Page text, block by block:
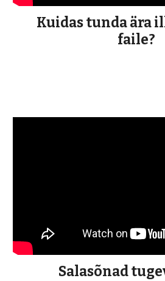
Kuidas tunda ära
faile?
Salasõnad